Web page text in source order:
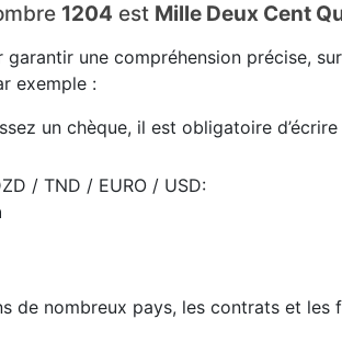
1204 est Mille Deux Cent
garantir une compréhension précise,
exemple :
un chèque, il est obligatoire
/ TND / EURO / USD:
de nombreux pays, les contrats et les